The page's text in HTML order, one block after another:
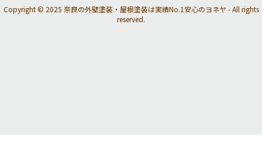
Copyright © 2025 奈良の外壁塗装・屋根塗装は実績No.1安心のヨネヤ - All rights
reserved.